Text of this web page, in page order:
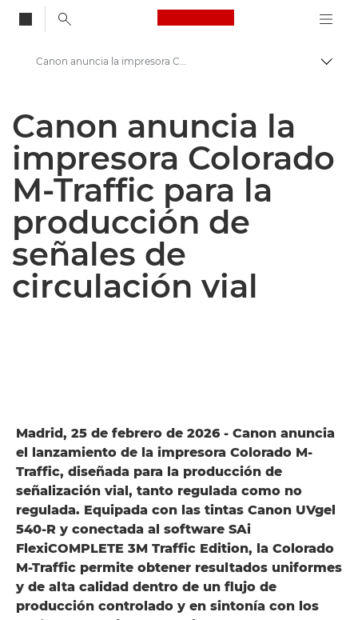
Canon Logo, back
Centro de prensa
Canon anuncia la impresora Colorado M-Traffic para la producción de señales de circulación vial
Canon anuncia la
impresora Colorado
M-Traffic para la
producción de
señales de
circulación vial
Madrid, 25 de febrero de 2026 - Canon anuncia
el lanzamiento de la impresora Colorado M-
Traffic, diseñada para la producción de
señalización vial, tanto regulada como no
regulada. Equipada con las tintas Canon UVgel
540-R y conectada al software SAi
FlexiCOMPLETE 3M Traffic Edition, la Colorado
M-Traffic permite obtener resultados uniformes
y de alta calidad dentro de un flujo de
producción controlado y en sintonía con los